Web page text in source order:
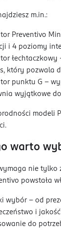
m.in.:
Preventivo
i 4 poziomy
który pozwala
punktu G –
wyjątkowe
modeli
warto
nie tylko
powstała
wybór – od
i
do